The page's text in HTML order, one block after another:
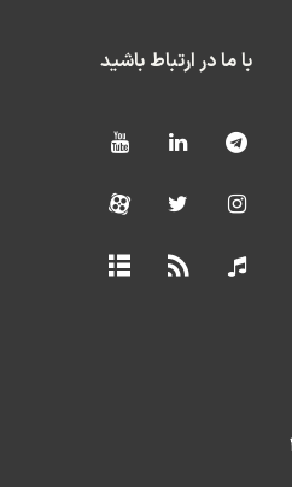
با ما در ارتباط باشید